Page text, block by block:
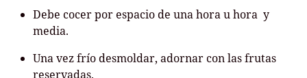
Debe cocer por espacio de una hora u hora y
media.
Una vez frío desmoldar, adornar con las frutas
reservadas.